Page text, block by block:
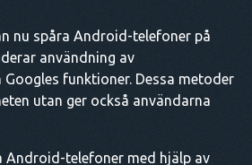
nu spåra Android-telefoner på
användning av
funktioner. Dessa metoder
utan ger också användarna
Android-telefoner med hjälp av